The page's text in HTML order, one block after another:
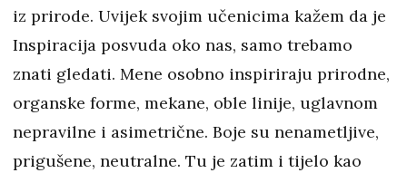
iz prirode. Uvijek svojim učenicima kažem da je
Inspiracija posvuda oko nas, samo trebamo
znati gledati. Mene osobno inspiriraju prirodne,
organske forme, mekane, oble linije, uglavnom
nepravilne i asimetrične. Boje su nenametljive,
prigušene, neutralne. Tu je zatim i tijelo kao